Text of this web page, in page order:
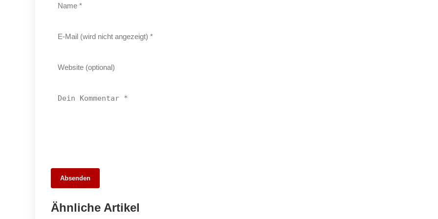
Absenden
Ähnliche Artikel
Kernen im Remstal: Idyllische 1-
Zimmer-Wohnung mit Blick auf die Y-